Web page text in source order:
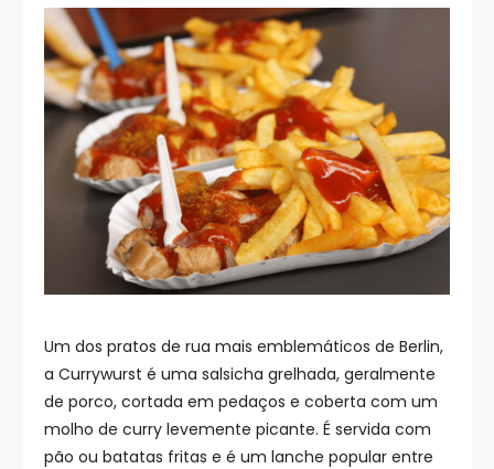
Um dos pratos de rua mais emblemáticos de Berlin,
a Currywurst é uma salsicha grelhada, geralmente
de porco, cortada em pedaços e coberta com um
molho de curry levemente picante. É servida com
pão ou batatas fritas e é um lanche popular entre